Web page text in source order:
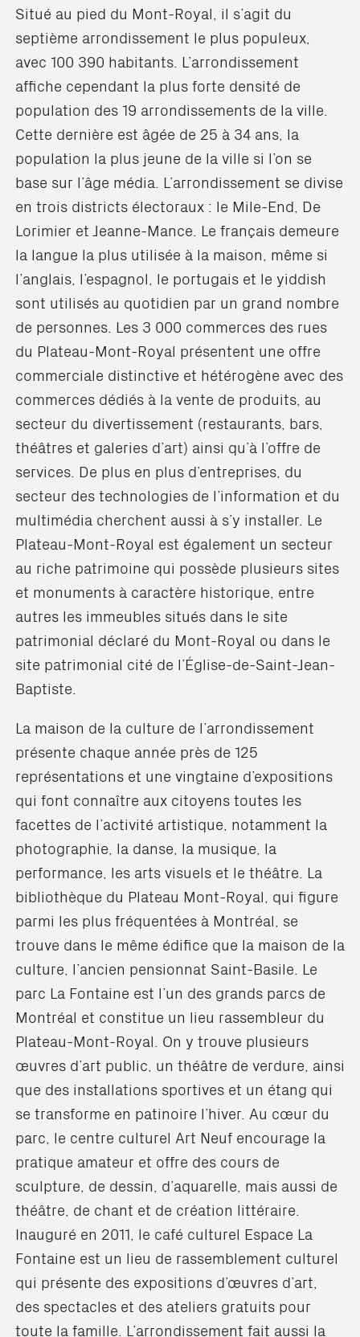
Situé au pied du Mont-Royal, il s’agit du
septième arrondissement le plus populeux,
avec 100 390 habitants. L’arrondissement
affiche cependant la plus forte densité de
population des 19 arrondissements de la ville.
Cette dernière est âgée de 25 à 34 ans, la
population la plus jeune de la ville si l’on se
base sur l’âge média. L’arrondissement se divise
en trois districts électoraux : le Mile-End, De
Lorimier et Jeanne-Mance. Le français demeure
la langue la plus utilisée à la maison, même si
l’anglais, l’espagnol, le portugais et le yiddish
sont utilisés au quotidien par un grand nombre
de personnes. Les 3 000 commerces des rues
du Plateau-Mont-Royal présentent une offre
commerciale distinctive et hétérogène avec des
commerces dédiés à la vente de produits, au
secteur du divertissement (restaurants, bars,
théâtres et galeries d’art) ainsi qu’à l’offre de
services. De plus en plus d’entreprises, du
secteur des technologies de l’information et du
multimédia cherchent aussi à s’y installer. Le
Plateau-Mont-Royal est également un secteur
au riche patrimoine qui possède plusieurs sites
et monuments à caractère historique, entre
autres les immeubles situés dans le site
patrimonial déclaré du Mont-Royal ou dans le
site patrimonial cité de l’Église-de-Saint-Jean-
Baptiste.
La maison de la culture de l’arrondissement
présente chaque année près de 125
représentations et une vingtaine d’expositions
qui font connaître aux citoyens toutes les
facettes de l’activité artistique, notamment la
photographie, la danse, la musique, la
performance, les arts visuels et le théâtre. La
bibliothèque du Plateau Mont-Royal, qui figure
parmi les plus fréquentées à Montréal, se
trouve dans le même édifice que la maison de la
culture, l’ancien pensionnat Saint-Basile. Le
parc La Fontaine est l’un des grands parcs de
Montréal et constitue un lieu rassembleur du
Plateau-Mont-Royal. On y trouve plusieurs
œuvres d’art public, un théâtre de verdure, ainsi
que des installations sportives et un étang qui
se transforme en patinoire l’hiver. Au cœur du
parc, le centre culturel Art Neuf encourage la
pratique amateur et offre des cours de
sculpture, de dessin, d’aquarelle, mais aussi de
théâtre, de chant et de création littéraire.
Inauguré en 2011, le café culturel Espace La
Fontaine est un lieu de rassemblement culturel
qui présente des expositions d’œuvres d’art,
des spectacles et des ateliers gratuits pour
toute la famille. L’arrondissement fait aussi la